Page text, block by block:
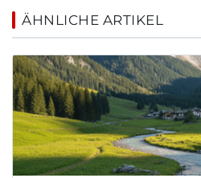
ÄHNLICHE ARTIKEL